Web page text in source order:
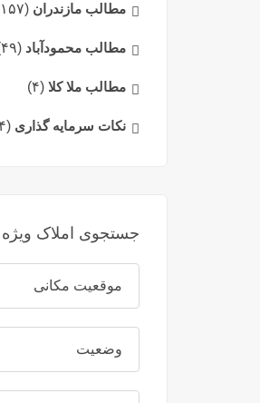
مطالب مازندران (۱۵۷)
مطالب محمودآباد (۴۹)
مطالب ملا کلا (۴)
نکات سرمایه گذاری (۶۴)
جستجوی املاک ویژه
موقعیت مکانی
وضعیت